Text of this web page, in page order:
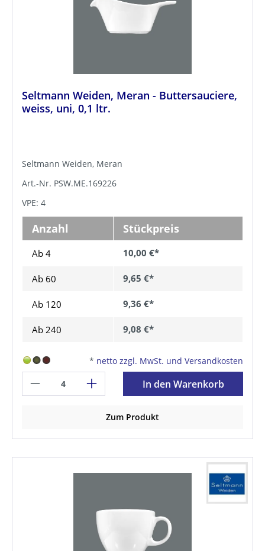
Seltmann Weiden, Meran - Buttersauciere,
weiss, uni, 0,1 ltr.
Seltmann Weiden, Meran
Art.-Nr. PSW.ME.169226
VPE: 4
Anzahl Stückpreis
Ab 4 10,00 €*
Ab 60 9,65 €*
Ab 120 9,36 €*
Ab 240 9,08 €*
* netto zzgl. MwSt. und Versandkosten
In den Warenkorb
Zum Produkt